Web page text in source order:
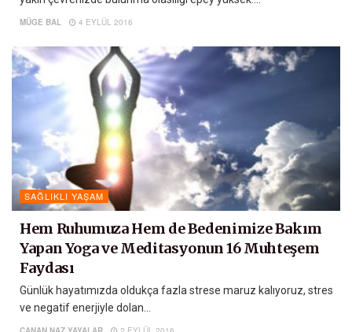
MÜGE BAL 4 EYLÜL 2016
SAĞLIKLI YAŞAM
Hem Ruhumuza Hem de Bedenimize Bakım
Yapan Yoga ve Meditasyonun 16 Muhteşem
Faydası
Günlük hayatımızda oldukça fazla strese maruz kalıyoruz, stres
ve negatif enerjiyle dolan...